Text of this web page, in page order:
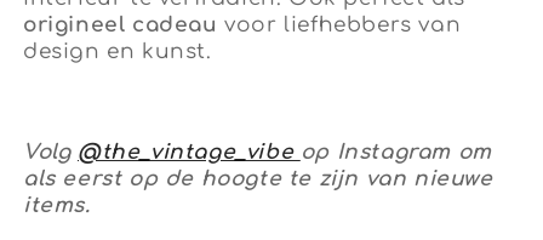
origineel cadeau voor liefhebbers van
design en kunst.
Volg @the_vintage_vibe op Instagram om
als eerst op de hoogte te zijn van nieuwe
items.